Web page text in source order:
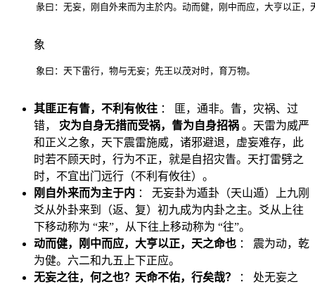
彖曰：无妄，刚自外来而为主於内。动而健，刚中而应，大亨以正
象
象曰：天下雷行，物与无妄；先王以茂对时，育万物。
其匪正有眚，不利有攸往 ： 匪，通非。眚，灾祸、过
错， 灾为自身无措而受祸，眚为自身招祸 。天雷为威严
和正义之象，天下震雷施威，诸邪避退，虚妄难存，此
时若不顾天时，行为不正，就是自招灾眚。天打雷劈之
时，不宜出门远行（不利有攸往）。
刚自外来而为主于内 ： 无妄卦为遁卦（天山遁）上九刚
爻从外卦来到（返、复）初九成为内卦之主。爻从上往
下移动称为 “来”，从下往上移动称为 “往”。
动而健，刚中而应，大亨以正，天之命也 ： 震为动，乾
为健。六二和九五上下正应。
无妄之往，何之也？天命不佑，行矣哉？
： 处无妄之